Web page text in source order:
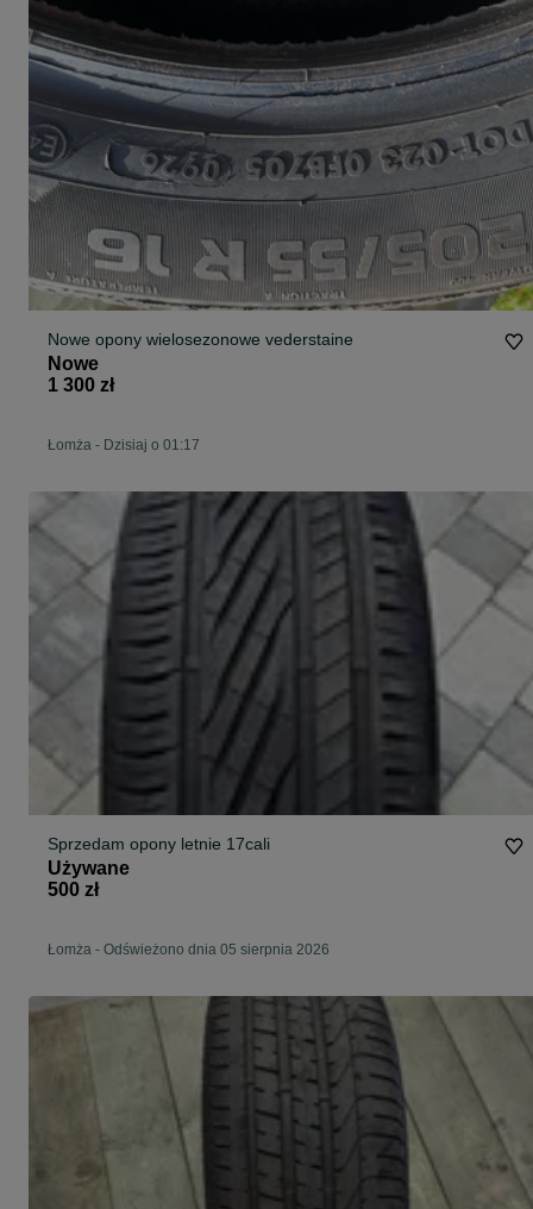
Nowe opony wielosezonowe vederstaine
Nowe
1 300 zł
Łomża - Dzisiaj o 01:17
Sprzedam opony letnie 17cali
Używane
500 zł
Łomża - Odświeżono dnia 05 sierpnia 2026